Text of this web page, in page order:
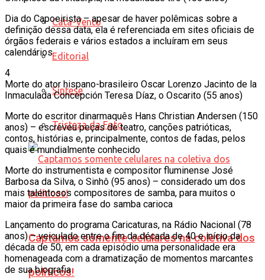
Cata-Vento
Editorial
Síntese
Tristeza da Foto
Captamos somente celulares na coletiva dos
políticos!
Dia do Capoeirista – apesar de haver polêmicas sobre a
definição dessa data, ela é referenciada em sites oficiais de
órgãos federais e vários estados a incluíram em seus
calendários
4
Morte do ator hispano-brasileiro Oscar Lorenzo Jacinto de la
Inmaculada Concepción Teresa Díaz, o Oscarito (55 anos)
Morte do escritor dinarmaquês Hans Christian Andersen (150
anos) – escreveu peças de teatro, canções patrióticas,
contos, histórias e, principalmente, contos de fadas, pelos
quais é mundialmente conhecido
Morte do instrumentista e compositor fluminense José
Barbosa da Silva, o Sinhô (95 anos) – considerado um dos
mais talentosos compositores de samba, para muitos o
maior da primeira fase do samba carioca
Lançamento do programa Caricaturas, na Rádio Nacional (78
anos) – veiculado entre o fim da década de 40 e início da
década de 50, em cada episódio uma personalidade era
homenageada com a dramatização de momentos marcantes
de sua biografia